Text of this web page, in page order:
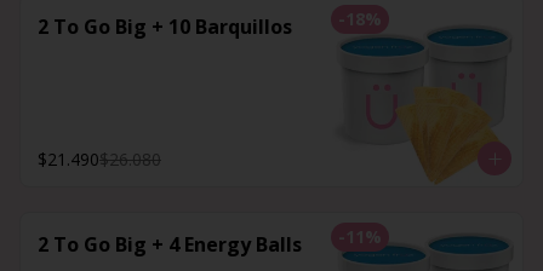
-18%
2 To Go Big + 10 Barquillos
$21.490$26.080
-11 %
2 To Go Big + 4 Energy Balls